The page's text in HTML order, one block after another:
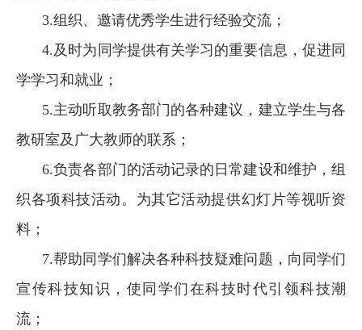
3.组织、邀请优秀学生进行经验交流；
4.及时为同学提供有关学习的重要信息，促进同
学学习和就业；
5.主动听取教务部门的各种建议，建立学生与各
教研室及广大教师的联系 ；
6.负责各部门的活动记录的日常建设和维护，组
织各项科技活动。为其它活动提供幻灯片等视听资
料 ；
7.帮助同学们解决各种科技疑难问题，向同学们
宣传科技知识，使同学们在科技时代引领科技潮
流 ；